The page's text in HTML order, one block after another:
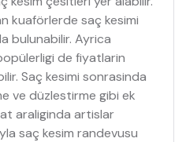
kuaförlerde saç kesimi
bulunabilir. Ayrica
de fiyatlarin
Saç kesimi sonrasinda
ve düzlestirme gibi ek
araliginda artislar
saç kesim randevusu